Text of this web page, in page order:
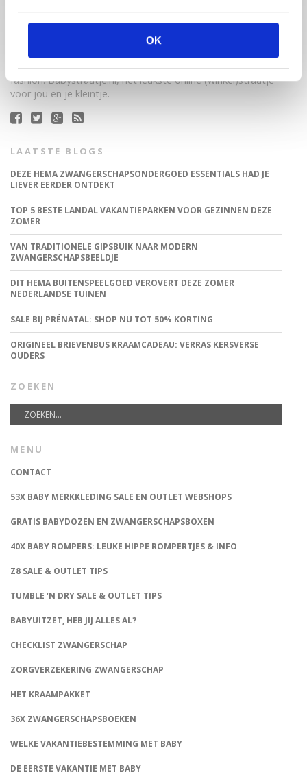
OK
Babystraatje.nl is een uniek platform voor aanstaande en
jonge moeders. Een online ontmoetingsplek vol
inspirerende blogs en handige artikelen op het gebied van
zwangerschap, moederschap, babyproducten, lifestyle en
fashion. Babystraatje.nl, het leukste online (winkel)straatje
voor jou en je kleintje.
LAATSTE BLOGS
DEZE HEMA ZWANGERSCHAPSONDERGOED ESSENTIALS HAD JE
LIEVER EERDER ONTDEKT
TOP 5 BESTE LANDAL VAKANTIEPARKEN VOOR GEZINNEN DEZE
ZOMER
VAN TRADITIONELE GIPSBUIK NAAR MODERN
ZWANGERSCHAPSBEELDJE
DIT HEMA BUITENSPEELGOED VEROVERT DEZE ZOMER
NEDERLANDSE TUINEN
SALE BIJ PRÉNATAL: SHOP NU TOT 50% KORTING
ORIGINEEL BRIEVENBUS KRAAMCADEAU: VERRAS KERSVERSE
OUDERS
ZOEKEN
MENU
CONTACT
53X BABY MERKKLEDING SALE EN OUTLET WEBSHOPS
GRATIS BABYDOZEN EN ZWANGERSCHAPSBOXEN
40X BABY ROMPERS: LEUKE HIPPE ROMPERTJES & INFO
Z8 SALE & OUTLET TIPS
TUMBLE ‘N DRY SALE & OUTLET TIPS
BABYUITZET, HEB JIJ ALLES AL?
CHECKLIST ZWANGERSCHAP
ZORGVERZEKERING ZWANGERSCHAP
HET KRAAMPAKKET
36X ZWANGERSCHAPSBOEKEN
WELKE VAKANTIEBESTEMMING MET BABY
DE EERSTE VAKANTIE MET BABY